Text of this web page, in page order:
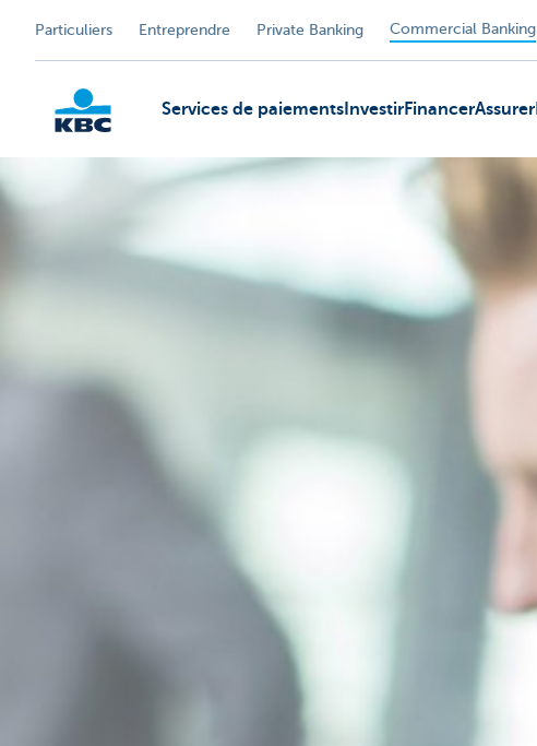
Particuliers Entreprendre Private Banking Commercial Banking
Services de paiements InvestirFinancerAssurer